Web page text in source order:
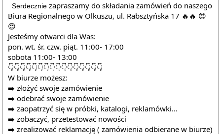
Serdecznie zapraszamy do składania zamówień do naszego
Biura Regionalnego w Olkuszu, ul. Rabsztyńska 17 🔥🔥 😍
😍
Jesteśmy otwarci dla Was:
pon. wt. śr. czw. piąt. 11:00- 17:00
sobota 11:00- 13:00
👇👇👇👇👇👇👇👇👇👇👇👇👇👇👇👇
W biurze możesz:
➡️ złożyć swoje zamówienie
➡️ odebrać swoje zamówienie
➡️ zaopatrzyć się w próbki, katalogi, reklamówki...
➡️ zobaczyć, przetestować nowości